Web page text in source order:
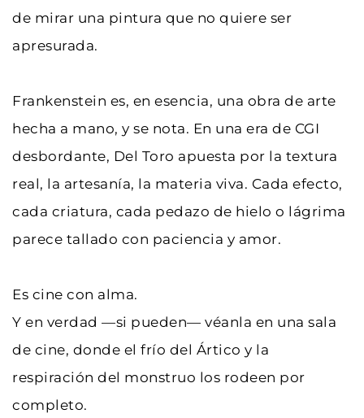
de mirar una pintura que no quiere ser
apresurada.
Frankenstein es, en esencia, una obra de arte
hecha a mano, y se nota. En una era de CGI
desbordante, Del Toro apuesta por la textura
real, la artesanía, la materia viva. Cada efecto,
cada criatura, cada pedazo de hielo o lágrima
parece tallado con paciencia y amor.
Es cine con alma.
Y en verdad —si pueden— véanla en una sala
de cine, donde el frío del Ártico y la
respiración del monstruo los rodeen por
completo.